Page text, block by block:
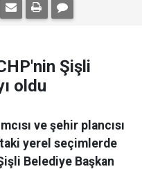
Şişli
oldu
ve şehir plancısı
yerel seçimlerde
Belediye Başkan